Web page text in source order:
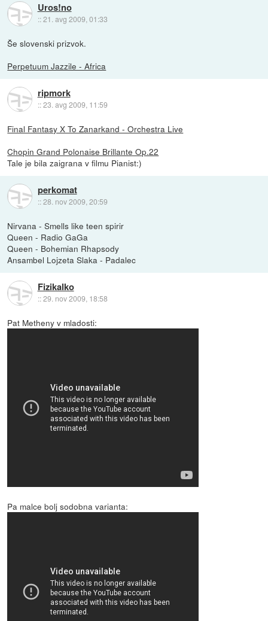
Uros!no
::21. avg 2009, 01:33
Še slovenski prizvok.
Perpetuum Jazzile - Africa
ripmork
::23. avg 2009, 11:59
Final Fantasy X To Zanarkand - Orchestra Live
Chopin Grand Polonaise Brillante Op.22
Tale je bila zaigrana v filmu Pianist:)
perkomat
::28. nov 2009, 20:59
Nirvana - Smells like teen spirir
Queen - Radio GaGa
Queen - Bohemian Rhapsody
Ansambel Lojzeta Slaka - Padalec
Fizikalko
::29. nov 2009, 18:58
Pat Metheny v mladosti:
Pa malce bolj sodobna varianta: